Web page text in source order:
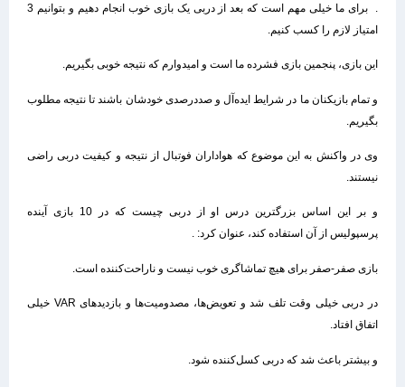
. برای ما خیلی مهم است که بعد از دربی یک بازی خوب انجام دهیم و بتوانیم 3
امتیاز لازم را کسب کنیم.
این بازی، پنجمین بازی فشرده ما است و امیدوارم که نتیجه خوبی بگیریم.
و تمام بازیکنان ما در شرایط ایده‌آل و صددرصدی خودشان باشند تا نتیجه مطلوب
بگیریم.
وی در واکنش به این موضوع که هواداران فوتبال از نتیجه و کیفیت دربی راضی
نیستند.
و بر این اساس بزرگترین درس او از دربی چیست که در 10 بازی آینده
پرسپولیس از آن استفاده کند، عنوان کرد: .
بازی صفر-صفر برای هیچ تماشاگری خوب نیست و ناراحت‌کننده است.
در دربی خیلی وقت تلف شد و تعویض‌ها، مصدومیت‌ها و بازدیدهای VAR خیلی
اتفاق افتاد.
و بیشتر باعث شد که دربی کسل‌کننده شود.